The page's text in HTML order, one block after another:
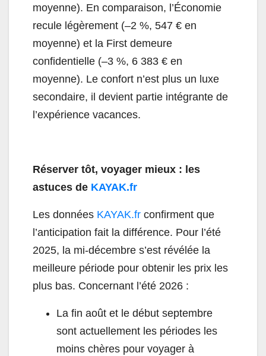
moyenne). En comparaison, l’Économie
recule légèrement (–2 %, 547 € en
moyenne) et la First demeure
confidentielle (–3 %, 6 383 € en
moyenne). Le confort n’est plus un luxe
secondaire, il devient partie intégrante de
l’expérience vacances.
Réserver tôt, voyager mieux : les
astuces de KAYAK.fr
Les données KAYAK.fr confirment que
l’anticipation fait la différence. Pour l’été
2025, la mi-décembre s’est révélée la
meilleure période pour obtenir les prix les
plus bas. Concernant l’été 2026 :
La fin août et le début septembre
sont actuellement les périodes les
moins chères pour voyager à